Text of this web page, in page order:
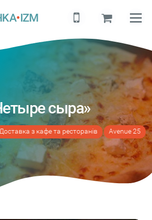
•IZM
сыра»
з кафе та ресторанів Avenue 25